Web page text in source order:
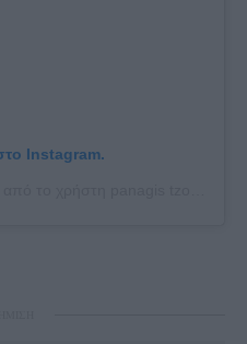
Instagram.